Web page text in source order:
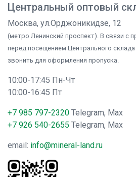
Центральный оптовый
Москва, ул.Орджоникидзе, 12
(метро Ленинский проспект). В связи с
перед посещением Центрального
звонить для оформления пропуска.
10:00-17:45 Пн-Чт
10:00-16:45 Пт
+7 985 797-2320 Telegram, Max
+7 926 540-2655 Telegram, Max
email: info@mineral-land.ru